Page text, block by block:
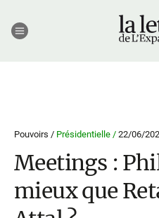
Pouvoirs / Présidentielle / 22/06/
Meetings :
mieux que